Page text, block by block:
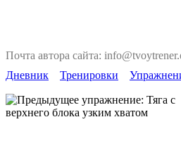
Почта автора сайта:
Дневник
Тренировки